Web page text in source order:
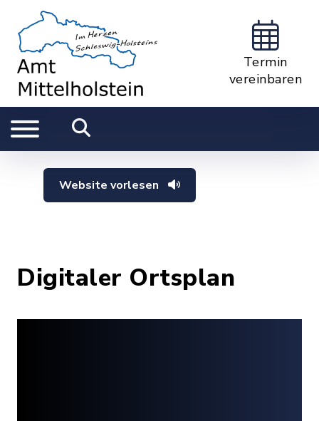
Termin
vereinbaren
Website vorlesen
Digitaler Ortsplan